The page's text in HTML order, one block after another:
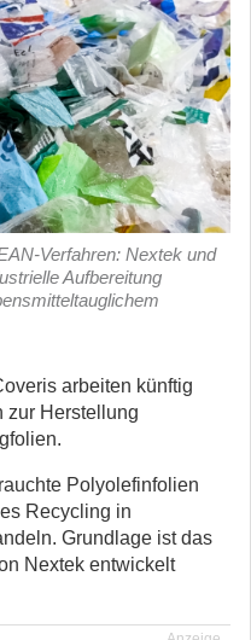
Verfahren: Nextek und
Aufbereitung
arbeiten künftig
zur Herstellung
Polyolefinfolien
Recycling in
Grundlage ist das
Nextek entwickelt